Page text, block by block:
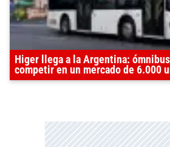
Higer llega a la Argentina:
competir en un mercado de 6.000